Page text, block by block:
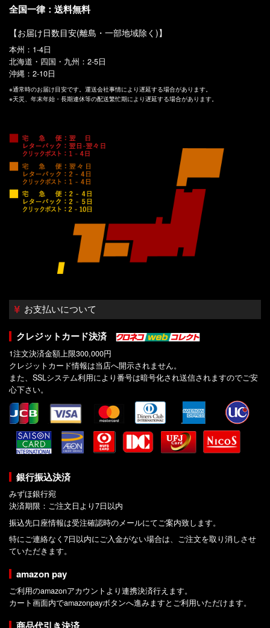
全国一律：送料無料
【お届け日数目安(離島・一部地域除く)】
本州：1-4日
北海道・四国・九州：2-5日
沖縄：2-10日
※通常時のお届け目安です。運送会社事情により遅延する場合があります。
※天災、年末年始・長期連休等の配送繁忙期により遅延する場合があります。
お支払いについて
クレジットカード決済
1注文決済金額上限300,000円
クレジットカード情報は当店へ開示されません。
また、SSLシステム利用により番号は暗号化され送信されますのでご安
心下さい。
銀行振込決済
みずほ銀行宛
決済期限：ご注文日より7日以内
振込先口座情報は受注確認時のメールにてご案内致します。
特にご連絡なく7日以内にご入金がない場合は、ご注文を取り消しさせ
ていただきます。
amazon pay
ご利用のamazonアカウントより連携決済行えます。
カート画面内でamazonpayボタンへ進みますとご利用いただけます。